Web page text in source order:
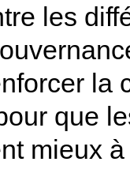
les
la
que
mieux